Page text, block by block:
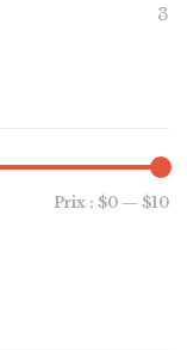
3
Prix : $0 — $10